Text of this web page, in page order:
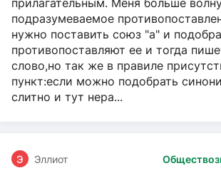
прилагательным. Меня больше
подразумеваемое
нужно поставить союз "а" и
противопоставляют ее и тогда
слово,но так же в правиле
пункт:если можно подобрать
слитно и тут нера...
Э Эллиот